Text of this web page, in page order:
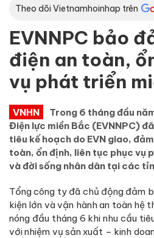
Theo dõi Vietnamhoinhap trên
EVNNPC bảo
điện an toàn,
vụ phát triển
VNHN
Trong 6 tháng đầu
Điện lực miền Bắc (EVNNPC)
tiêu kế hoạch do EVN giao,
toàn, ổn định, liên tục phục vụ
và đời sống nhân dân tại các
Tổng công ty đã chủ động đảm
kiện lớn và vận hành an toàn hệ
nóng đầu tháng 6 khi nhu cầu
với nhiệm vụ sản xuất – kinh